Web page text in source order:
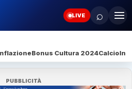
LIVE ⌕
Bonus Cultura 2024Calcio
PUBBLICITÀ